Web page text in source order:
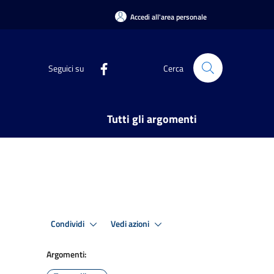
Accedi all'area personale
Seguici su Cerca
Tutti gli argomenti
Condividi Vedi azioni
Argomenti: